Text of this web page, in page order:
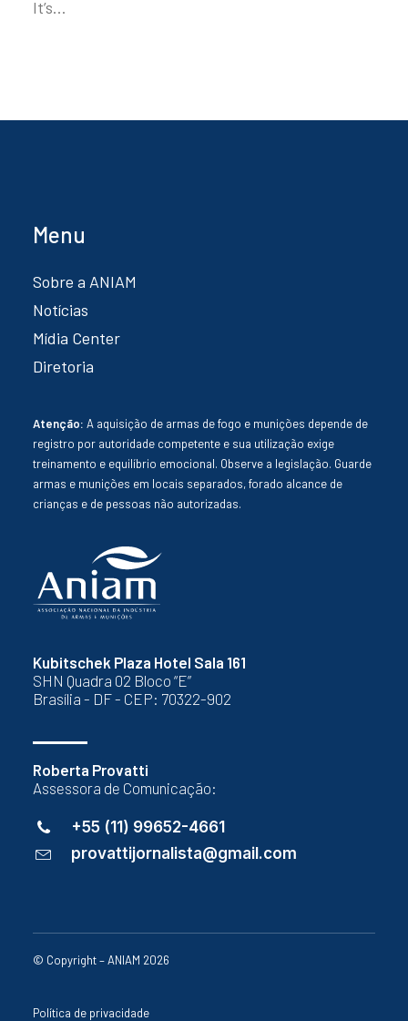
It’s…
Kubitschek Plaza Hotel Sala 161
SHN Quadra 02 Bloco “E”
Brasília - DF - CEP: 70322-902
Roberta Provatti
Assessora de Comunicação:
+55 (11) 99652-4661
provattijornalista@gmail.com
Menu
Sobre a ANIAM
Notícias
Mídia Center
Diretoria
Atenção: A aquisição de armas de fogo e munições depende de
registro por autoridade competente e sua utilização exige
treinamento e equilíbrio emocional. Observe a legislação. Guarde
armas e munições em locais separados, forado alcance de
crianças e de pessoas não autorizadas.
© Copyright – ANIAM 2026
Política de privacidade